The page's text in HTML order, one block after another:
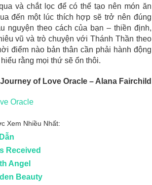
và chắt lọc để có thể tạo nên món ăn
đến một lúc thích hợp sẽ trở nên đúng
nguyện theo cách của bạn – thiền định,
vũ và trò chuyện với Thánh Thần theo
điểm nào bản thân cần phải hành động
rằng mọi thứ sẽ ổn thôi.
of Love Oracle – Alana Fairchild
Oracle
Xem Nhiều Nhất:
Received
Angel
Beauty